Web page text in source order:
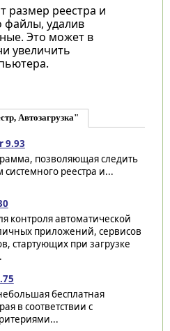
реестра и
файлы, удалив
Это может в
увеличить
Автозагрузка"
9.93
позволяющая следить
системного реестра и...
контроля автоматической
приложений, сервисов
стартующих при загрузке
бесплатная
в соответствии с